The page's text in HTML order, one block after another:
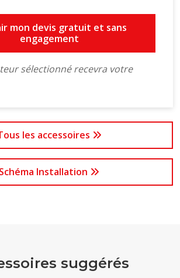
mon devis gratuit et sans
engagement
sélectionné recevra votre
les accessoires
Schéma Installation
suggérés